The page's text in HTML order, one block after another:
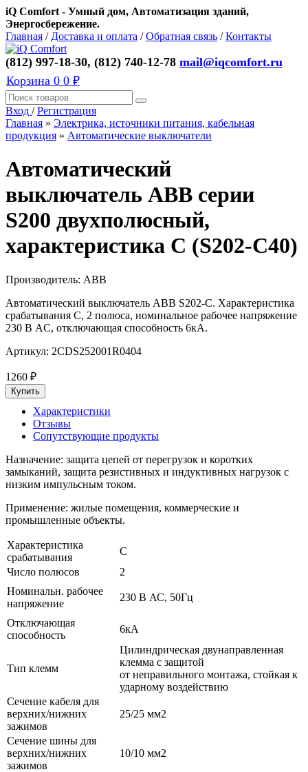
iQ Comfort - Умный дом, Автоматизация зданий,
Энергосбережение.
Главная / Доставка и оплата /Обратная связь /Контакты
(812) 997-18-30, (812) 740-12-78 mail@iqcomfort.ru
Корзина 0 0 ₽
Вход /Регистрация
Главная » Электрика, источники питания, кабельная
продукция » Автоматические выключатели
Автоматический
выключатель ABB серии
S200 двухполюсный,
характеристика C (S202-C40)
Производитель: ABB
Автоматический выключатель ABB S202-С. Характеристика
срабатывания C, 2 полюса, номинальное рабочее напряжение
230 В AC, отключающая способность 6кА.
Артикул: 2CDS252001R0404
1260 ₽
Характеристики
Отзывы
Сопутствующие продукты
Назначение: защита цепей от перегрузок и коротких
замыканий, защита резистивных и индуктивных нагрузок с
низким импульсным током.
Применение: жилые помещения, коммерческие и
промышленные объекты.
Характеристика
срабатывания
C
Число полюсов
2
Номинальн. рабочее
напряжение
230 В АС, 50Гц
Отключающая
способность
6кА
Тип клемм
Цилиндрическая двунаправленная
клемма с защитой
от неправильного монтажа, стойкая к
ударному воздействию
Сечение кабеля для
верхних/нижних
зажимов
25/25 мм2
Сечение шины для
верхних/нижних
зажимов
10/10 мм2​